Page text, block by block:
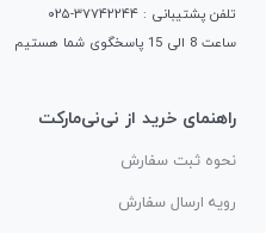
تلفن پشتیبانی : ۳۷۷۴۲۲۴۴-۰۲۵
ساعت 8 الی 15 پاسخگوی شما هستیم
راهنمای خرید از نی‌نی‌مارکت
نحوه ثبت سفارش
رویه ارسال سفارش